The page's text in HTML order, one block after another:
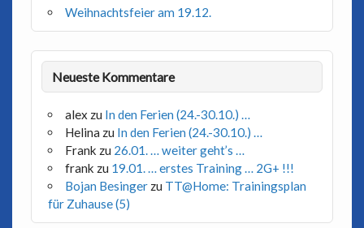
Weihnachtsfeier am 19.12.
Neueste Kommentare
alex zu In den Ferien (24.-30.10.) …
Helina zu In den Ferien (24.-30.10.) …
Frank zu 26.01. … weiter geht’s …
frank zu 19.01. … erstes Training … 2G+ !!!
Bojan Besingerzu TT@Home: Trainingsplan
für Zuhause (5)